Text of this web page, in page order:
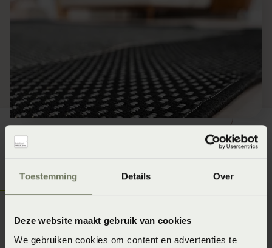
Toestemming Details Over
Deze website maakt gebruik van cookies
We gebruiken cookies om content en advertenties te